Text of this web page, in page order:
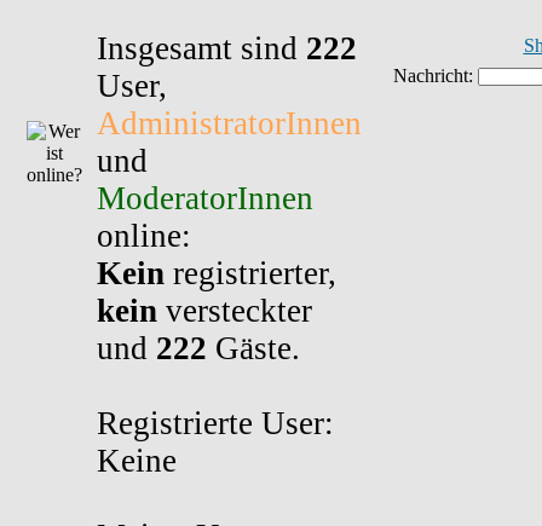
Insgesamt sind 222
User,
AdministratorInnen
und
ModeratorInnen
online:
Kein registrierter,
kein versteckter
und 222 Gäste.
Registrierte User:
Keine